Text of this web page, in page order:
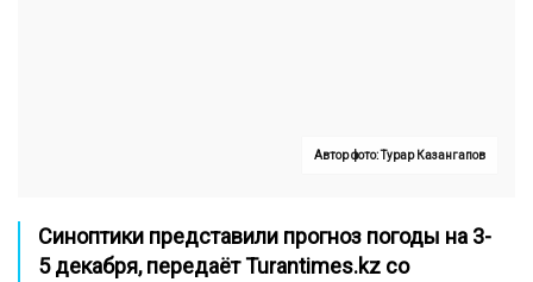
Автор фото: Турар Казангапов
Синоптики представили прогноз погоды на 3-
5 декабря, передаётTurantimes.kz со